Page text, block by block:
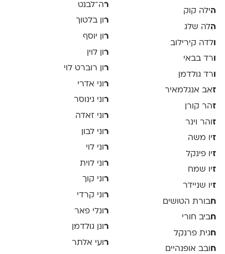
הילה קוק
הִלה שלג
לדה קירילוב
ורד בבאי
רד גולדמן
זאב אנגלמאיר
זהר קורן
זוהר וינר
זיו משה
זיו פינקל
זיו שמח
זיו שניידר
חבורת הטושים
חביב חורי
ח גית פרנקל
חובב אופנהיים
רה־לבנט
רון בלטוך
ר ון יוסף
ר ון לוין
רון רוברט לוי
ר וני אדרי
רוני גינוסר
ר וני זאדה
ר וני לבון
רוני לוי
ר וני לוית
רוני קוך
ר וני קרדי
ר ונלי פאר
רונן גולדמן
ר ועי אלתר